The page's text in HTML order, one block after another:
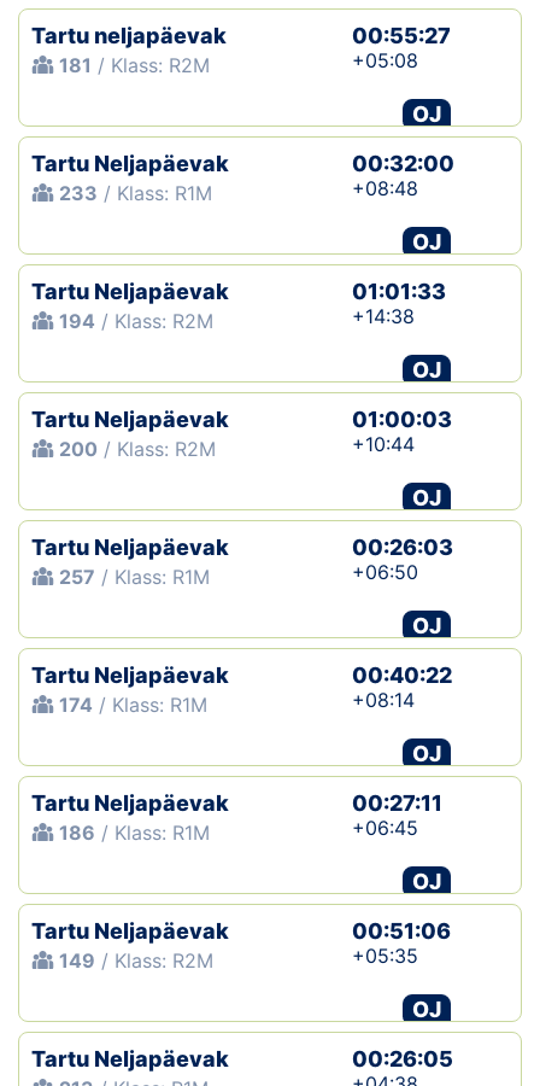
Tartu neljapäevak
181 / Klass: R2M
00:55:27
+05:08
OJ
Tartu Neljapäevak
233 / Klass: R1M
00:32:00
+08:48
OJ
Tartu Neljapäevak
194 / Klass: R2M
01:01:33
+14:38
OJ
Tartu Neljapäevak
200 / Klass: R2M
01:00:03
+10:44
OJ
Tartu Neljapäevak
257 / Klass: R1M
00:26:03
+06:50
OJ
Tartu Neljapäevak
174 / Klass: R1M
00:40:22
+08:14
OJ
Tartu Neljapäevak
186 / Klass: R1M
00:27:11
+06:45
OJ
Tartu Neljapäevak
149 / Klass: R2M
00:51:06
+05:35
OJ
Tartu Neljapäevak
00:26:05